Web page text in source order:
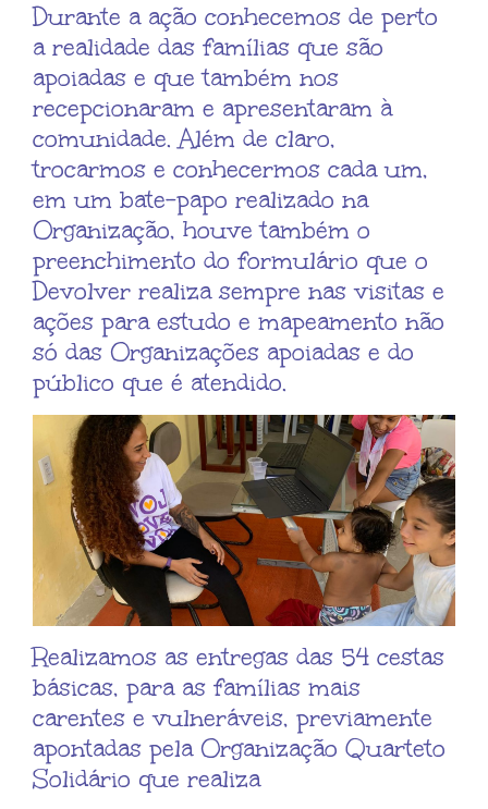
Durante a ação conhecemos de perto
a realidade das famílias que são
apoiadas e que também nos
recepcionaram e apresentaram à
comunidade. Além de claro,
trocarmos e conhecermos cada um,
em um bate-papo realizado na
Organização, houve também o
preenchimento do formulário que o
Devolver realiza sempre nas visitas e
ações para estudo e mapeamento não
só das Organizações apoiadas e do
público que é atendido.
Realizamos as entregas das 54 cestas
básicas, para as famílias mais
carentes e vulneráveis, previamente
apontadas pela Organização Quarteto
Solidário que realiza